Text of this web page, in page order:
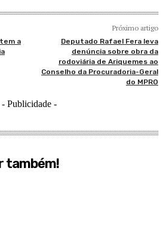
a
Próximo artigo
Deputado Rafael Fera leva
denúncia sobre obra da
rodoviária de Ariquemes ao
Conselho da Procuradoria-Geral
do MPRO
- Publicidade -
também!